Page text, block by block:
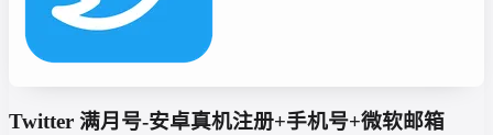
Twitter 满月号-安卓真机注册+手机号+微软邮箱